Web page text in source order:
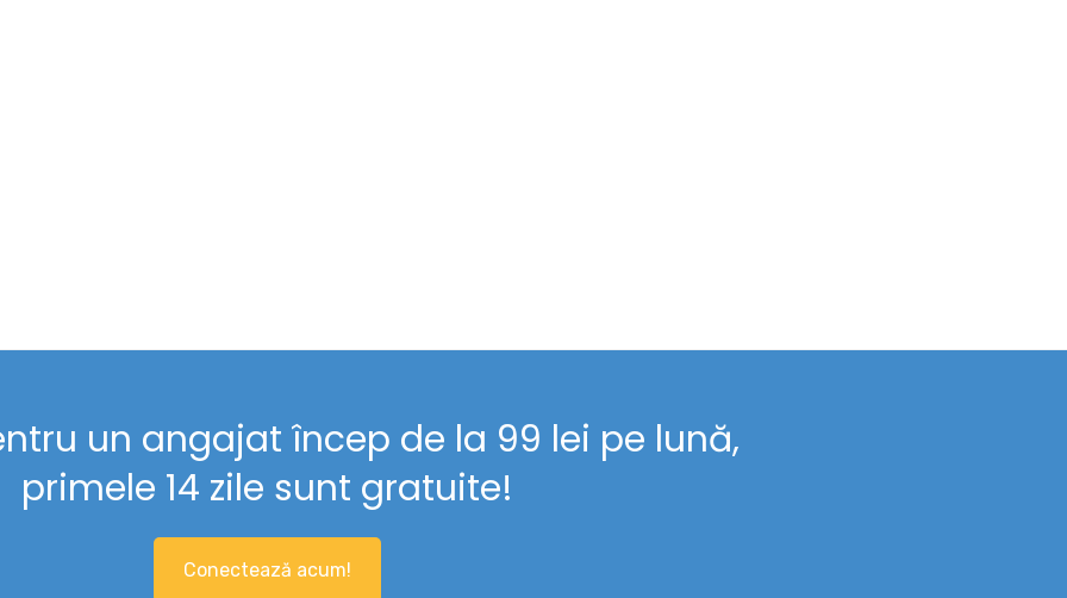
un angajat încep de la 99 lei pe lună,
primele 14 zile sunt gratuite!
Conectează acum!